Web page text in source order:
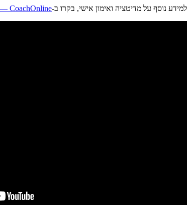
למידע נוסף על מדיטציה ואימון אישי, בקרו ב-CoachOnline — מדיטציה ואימון אישי